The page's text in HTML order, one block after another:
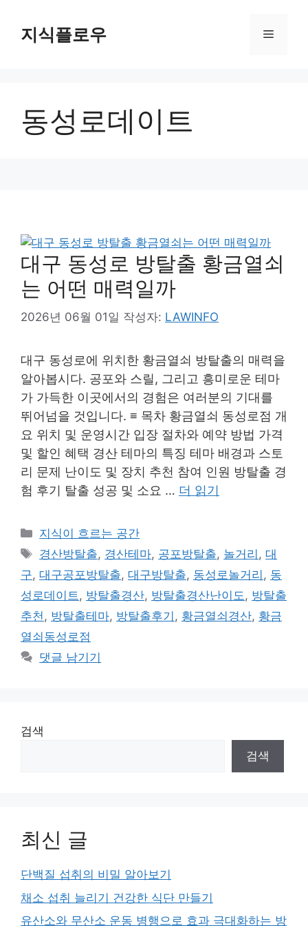
지식플로우 메
동성로데이트
대구 동성로 방탈출 황금열쇠
는 어떤 매력일까
2026년 06월 01일 작성자: LAWINFO
대구 동성로에 위치한 황금열쇠 방탈출의 매력을
알아봅시다. 공포와 스릴, 그리고 흥미로운 테마
가 가득한 이곳에서의 경험은 여러분의 기대를
뛰어넘을 것입니다. ≡ 목차 황금열쇠 동성로점 개
요 위치 및 운영시간 입장 절차와 예약 방법 가격
및 할인 혜택 경산 테마의 특징 테마 배경과 스토
리 문제 난이도 및 장치 추천 참여 인원 방탈출 경
험 후기 탈출 성공 및 소요 … 더 읽기
카
테
리
지식이 흐르는 공간
태
그
경산방탈출, 경산테마, 공포방탈출, 놀거리 ,대
구, 대구공포방탈출, 대구방탈출, 동성로놀거리 , 동
성로데이트, 방탈출경산, 방탈출경산난이도, 방탈출
추천, 방탈출테마, 방탈출후기 , 황금열쇠경산, 황금
열쇠동성로점
댓글 남기기
검색
검색
최신 글
단백질 섭취의 비밀 알아보기
채소 섭취 늘리기 건강한 식단 만들기
유산소와 무산소 운동 병행으로 효과 극대화하는 방